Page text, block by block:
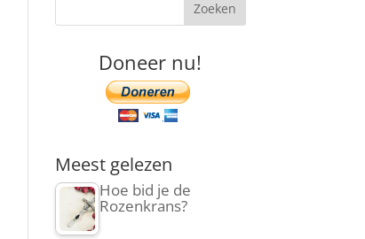
Doneer nu!
Meest gelezen
Hoe bid je de
Rozenkrans?